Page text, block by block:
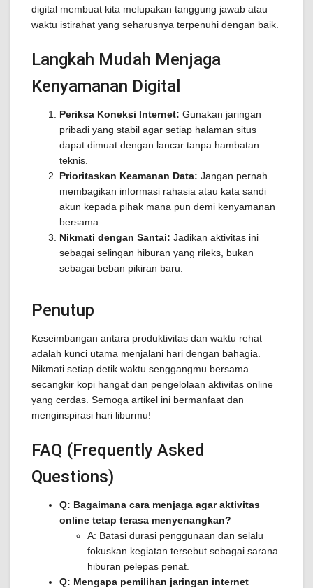
digital membuat kita melupakan tanggung jawab atau
waktu istirahat yang seharusnya terpenuhi dengan baik.
Langkah Mudah Menjaga
Kenyamanan Digital
Periksa Koneksi Internet: Gunakan jaringan
pribadi yang stabil agar setiap halaman situs
dapat dimuat dengan lancar tanpa hambatan
teknis.
Prioritaskan Keamanan Data: Jangan pernah
membagikan informasi rahasia atau kata sandi
akun kepada pihak mana pun demi kenyamanan
bersama.
Nikmati dengan Santai: Jadikan aktivitas ini
sebagai selingan hiburan yang rileks, bukan
sebagai beban pikiran baru.
Penutup
Keseimbangan antara produktivitas dan waktu rehat
adalah kunci utama menjalani hari dengan bahagia.
Nikmati setiap detik waktu senggangmu bersama
secangkir kopi hangat dan pengelolaan aktivitas online
yang cerdas. Semoga artikel ini bermanfaat dan
menginspirasi hari liburmu!
FAQ (Frequently Asked
Questions)
Q: Bagaimana cara menjaga agar aktivitas
online tetap terasa menyenangkan?
A: Batasi durasi penggunaan dan selalu
fokuskan kegiatan tersebut sebagai sarana
hiburan pelepas penat.
Q: Mengapa pemilihan jaringan internet